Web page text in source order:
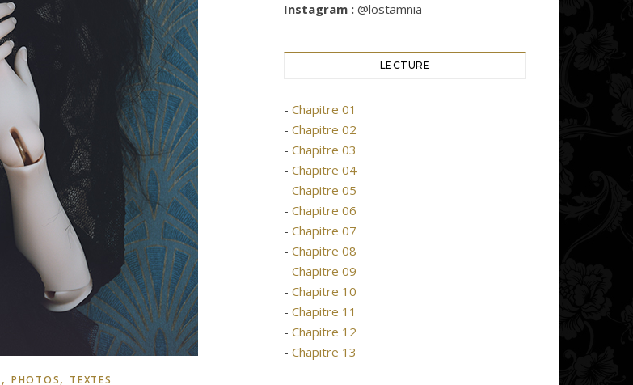
,PHOTOS, TEXTES
Instagram : @lostamnia
LECTURE
- Chapitre 01
- Chapitre 02
- Chapitre 03
- Chapitre 04
- Chapitre 05
- Chapitre 06
- Chapitre 07
- Chapitre 08
- Chapitre 09
- Chapitre 10
- Chapitre 11
- Chapitre 12
- Chapitre 13